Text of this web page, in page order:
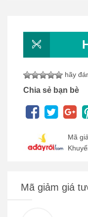
hãy
Chia sẻ bạn bè
Mã
Mã giảm giá